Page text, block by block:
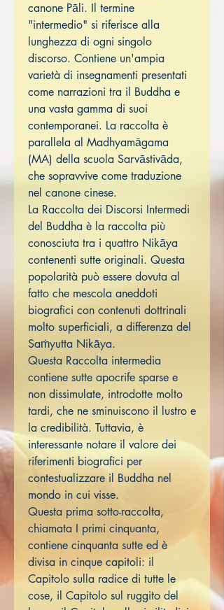
canone Pāli. Il termine
"intermedio" si riferisce alla
lunghezza di ogni singolo
discorso. Contiene un'ampia
varietà di insegnamenti presentati
come narrazioni tra il Buddha e
una vasta gamma di suoi
contemporanei. La raccolta è
parallela al Madhyamāgama
(MA) della scuola Sarvāstivāda,
che sopravvive come traduzione
nel canone cinese.
La Raccolta dei Discorsi Intermedi
del Buddha è la raccolta più
conosciuta tra i quattro Nikāya
contenenti sutte originali. Questa
popolarità può essere dovuta al
fatto che mescola aneddoti
biografici con contenuti dottrinali
molto superficiali, a differenza del
Saṁyutta Nikāya.
Questa Raccolta intermedia
contiene sutte apocrife sparse e
non dissimulate, introdotte molto
tardi, che ne sminuiscono il lustro e
la credibilità. Tuttavia, è
interessante notare il valore dei
riferimenti biografici per
contestualizzare il Buddha nel
mondo in cui visse.
Questa prima sotto-raccolta,
chiamata I primi cinquanta,
contiene cinquanta sutte ed è
divisa in cinque capitoli: il
Capitolo sulla radice di tutte le
cose, il Capitolo sul ruggito del